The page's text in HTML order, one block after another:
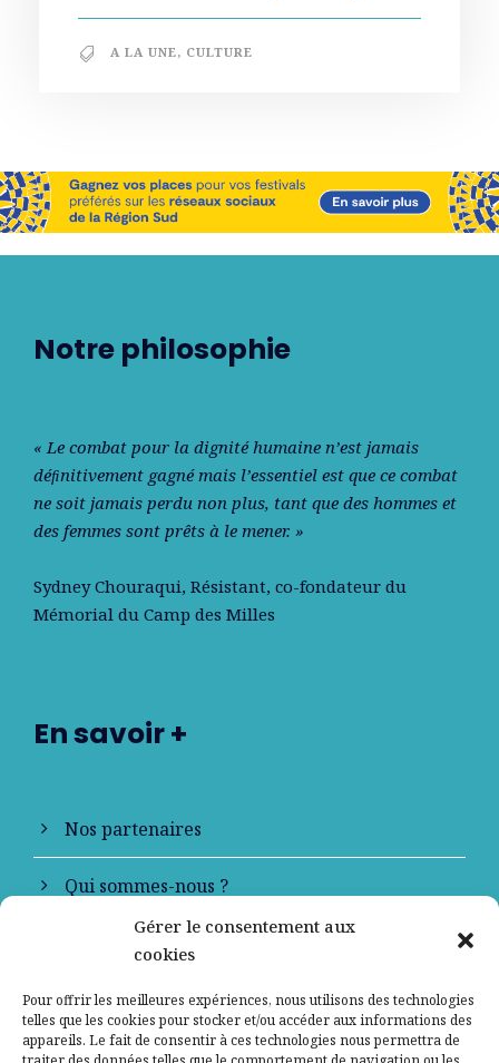
Gérer le consentement aux
cookies
Pour offrir les meilleures expériences, nous utilisons des technologies
telles que les cookies pour stocker et/ou accéder aux informations des
appareils. Le fait de consentir à ces technologies nous permettra de
A LA UNE, CULTURE
Notre philosophie
« Le combat pour la dignité humaine n’est jamais
déﬁnitivement gagné mais l’essentiel est que ce combat
ne soit jamais perdu non plus, tant que des hommes et
des femmes sont prêts à le mener. »
Sydney Chouraqui, Résistant, co-fondateur du
Mémorial du Camp des Milles
En savoir +
Nos partenaires
Qui sommes-nous ?
Contactez-nous
Mentions légales
Politique de confidentialité